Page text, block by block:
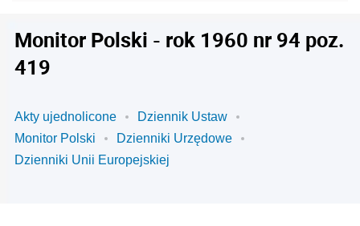
Monitor Polski - rok 1960 nr 94 poz.
419
Akty ujednolicone
Dziennik Ustaw
Monitor Polski
Dzienniki Urzędowe
Dzienniki Unii Europejskiej